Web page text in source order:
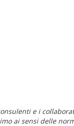
e i
ai sensi delle